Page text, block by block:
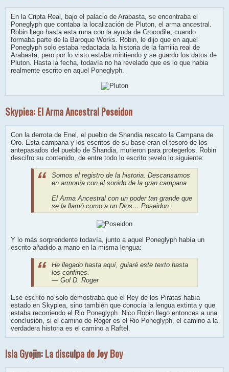
En la Cripta Real, bajo el palacio de Arabasta, se encontraba el
Poneglyph que contaba la localización de Pluton, el arma ancestral.
Robin llego hasta esta runa con la ayuda de Crocodile, cuando
formaba parte de la Baroque Works. Robin, le dijo que en aquel
Poneglyph solo estaba redactada la historia de la familia real de
Arabasta, pero por lo visto estaba mintiendo y se guardo los datos de
Pluton. Hasta la fecha, todavía no ha revelado que es lo que habia
realmente escrito en aquel Poneglyph.
Skypiea: El Arma Ancestral Poseidon
Con la derrota de Enel, el pueblo de Shandia rescato la Campana de
Oro. Esta campana y los escritos de su base eran el tesoro de los
antepasados del pueblo de Shandia, murieron para protegerlos. Robin
descifro su contenido, de entre todo lo escrito revelo lo siguiente:
Somos el registro de la historia. Descansamos
en armonía con el sonido de la gran campana.
El Arma Ancestral con un poder tan grande que
se la llamó como a un Dios… Poseidon.
Y lo más sorprendente todavía, junto a aquel Poneglyph había un
escrito añadido a mano en la misma lengua:
He llegado hasta aquí, guiaré este texto hasta
los confines.
— Gol D. Roger
Ese escrito no solo demostraba que el Rey de los Piratas había
estado en Skypiea, sino también que conocía la lengua extinta y que
estaba recorriendo el Rio Poneglyph. Nico Robin llego entonces a una
conclusión, si el camino de Roger es el Rio Poneglyph, el camino a la
verdadera historia es el camino a Raftel.
Isla Gyojin: La disculpa de Joy Boy